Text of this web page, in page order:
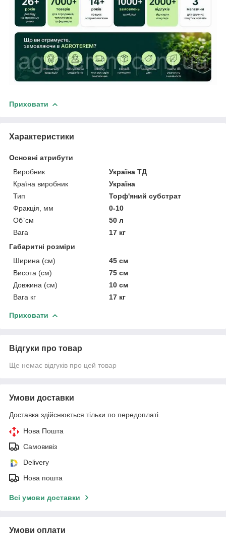
Приховати
Характеристики
Основні атрибути
Виробник
Україна ТД
Країна виробник
Україна
Тип
Торф'яний субстрат
Фракція, мм
0-10
Об`єм
50 л
Вага
17 кг
Габаритні розміри
Ширина (см)
45 см
Висота (см)
75 см
Довжина (см)
10 см
Вага кг
17 кг
Приховати
Відгуки про товар
Ще немає відгуків про цей товар
Умови доставки
Доставка здійснюється тільки по передоплаті.
Нова Пошта
Самовивіз
Delivery
Нова пошта
Всі умови доставки
Умови оплати